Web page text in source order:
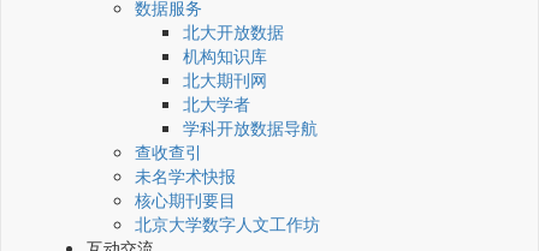
数据服务
北大开放数据
机构知识库
北大期刊网
北大学者
学科开放数据导航
查收查引
未名学术快报
核心期刊要目
北京大学数字人文工作坊